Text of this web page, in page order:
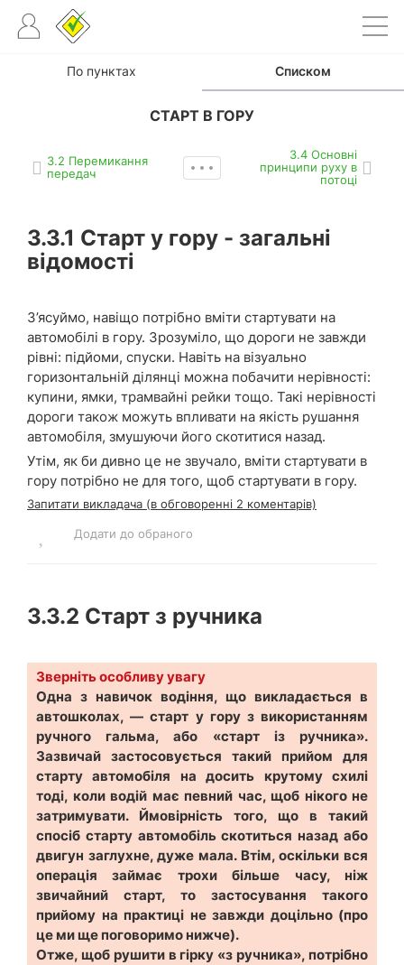
По пунктах Списком
СТАРТ В ГОРУ
3.2 Перемикання
передач
3.4 Основні
принципи руху в
потоці
3.3.1 Старт у гору - загальні
відомості
З’ясуймо, навіщо потрібно вміти стартувати на
автомобілі в гору. Зрозуміло, що дороги не завжди
рівні: підйоми, спуски. Навіть на візуально
горизонтальній ділянці можна побачити нерівності:
купини, ямки, трамвайні рейки тощо. Такі нерівності
дороги також можуть впливати на якість рушання
автомобіля, змушуючи його скотитися назад.
Утім, як би дивно це не звучало, вміти стартувати в
гору потрібно не для того, щоб стартувати в гору.
Запитати викладача (в обговоренні 2 коментарів)
Додати до обраного
3.3.2 Старт з ручника
Зверніть особливу увагу
Одна з навичок водіння, що викладається в
автошколах, — старт у гору з використанням
ручного гальма, або «старт із ручника».
Зазвичай застосовується такий прийом для
старту автомобіля на досить крутому схилі
тоді, коли водій має певний час, щоб нікого не
затримувати. Ймовірність того, що в такий
спосіб старту автомобіль скотиться назад або
двигун заглухне, дуже мала. Втім, оскільки вся
операція займає трохи більше часу, ніж
звичайний старт, то застосування такого
прийому на практиці не завжди доцільно (про
це ми ще поговоримо нижче).
Отже, щоб рушити в гірку «з ручника», потрібно